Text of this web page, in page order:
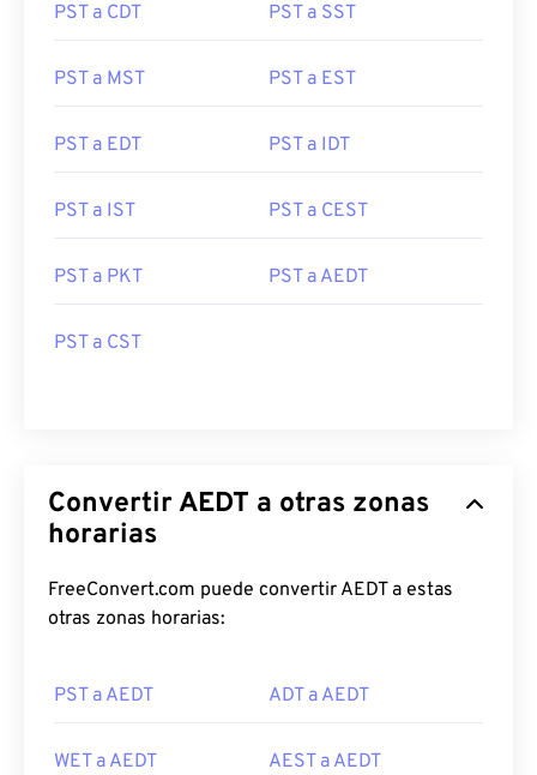
PST a CDT PST a SST
PST a MST PST a EST
PST a EDT PST a IDT
PST a IST PST a CEST
PST a PKT PST a AEDT
PST a CST
Convertir AEDT a otras zonas
horarias
FreeConvert.com puede convertir AEDT a estas
otras zonas horarias:
PST a AEDT ADT a AEDT
WET a AEDT AEST a AEDT